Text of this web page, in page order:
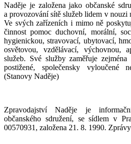
Naděje je založena jako občanské
a provozování sítě služeb lidem v nouzi
Ve svých zařízeních i mimo ně
činnost pomoc duchovní, morální,
hygienickou, stravovací, ubytovací,
osvětovou, vzdělávací, výchovnou,
služeb. Své služby zaměřuje
postižené, společensky vyloučené
(Stanovy Naděje)
Zpravodajství Naděje je
občanského sdružení, se sídlem v
00570931, založena 21. 8. 1990.